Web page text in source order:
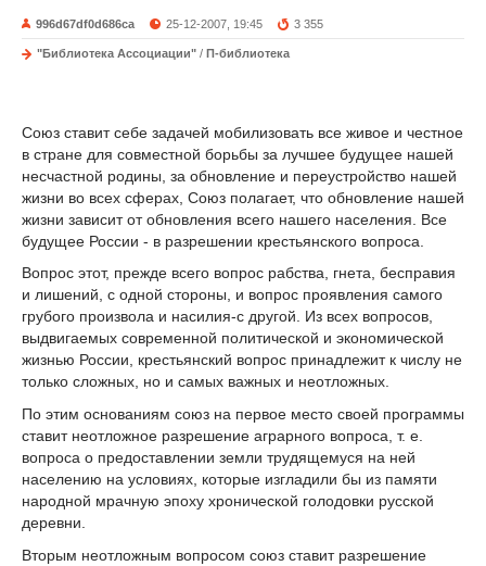
996d67df0d686ca 25-12-2007, 19:45 3 355
"Библиотека Ассоциации" / П-библиотека
Союз ставит себе задачей мобилизовать все живое и честное
в стране для совместной борьбы за лучшее будущее нашей
несчастной родины, за обновление и переустройство нашей
жизни во всех сферах, Союз полагает, что обновление нашей
жизни зависит от обновления всего нашего населения. Все
будущее России - в разрешении крестьянского вопроса.
Вопрос этот, прежде всего вопрос рабства, гнета, бесправия
и лишений, с одной стороны, и вопрос проявления самого
грубого произвола и насилия-с другой. Из всех вопросов,
выдвигаемых современной политической и экономической
жизнью России, крестьянский вопрос принадлежит к числу не
только сложных, но и самых важных и неотложных.
По этим основаниям союз на первое место своей программы
ставит неотложное разрешение аграрного вопроса, т. е.
вопроса о предоставлении земли трудящемуся на ней
населению на условиях, которые изгладили бы из памяти
народной мрачную эпоху хронической голодовки русской
деревни.
Вторым неотложным вопросом союз ставит разрешение